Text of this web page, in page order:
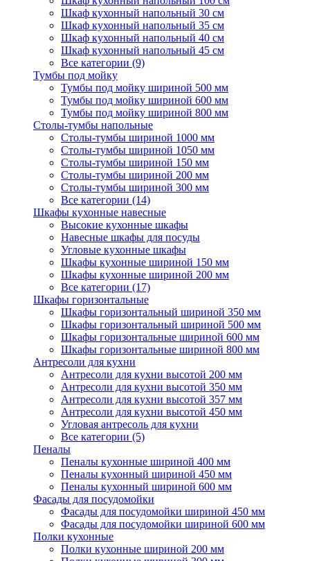
Шкаф кухонный напольный 30 см
Шкаф кухонный напольный 35 см
Шкаф кухонный напольный 40 см
Шкаф кухонный напольный 45 см
Все категории (9)
Тумбы под мойку
Тумбы под мойку шириной 500 мм
Тумбы под мойку шириной 600 мм
Тумбы под мойку шириной 800 мм
Столы-тумбы напольные
Столы-тумбы шириной 1000 мм
Столы-тумбы шириной 1050 мм
Столы-тумбы шириной 150 мм
Столы-тумбы шириной 200 мм
Столы-тумбы шириной 300 мм
Все категории (14)
Шкафы кухонные навесные
Высокие кухонные шкафы
Навесные шкафы для посуды
Угловые кухонные шкафы
Шкафы кухонные шириной 150 мм
Шкафы кухонные шириной 200 мм
Все категории (17)
Шкафы горизонтальные
Шкафы горизонтальный шириной 350 мм
Шкафы горизонтальный шириной 500 мм
Шкафы горизонтальные шириной 600 мм
Шкафы горизонтальные шириной 800 мм
Антресоли для кухни
Антресоли для кухни высотой 200 мм
Антресоли для кухни высотой 350 мм
Антресоли для кухни высотой 357 мм
Антресоли для кухни высотой 450 мм
Угловая антресоль для кухни
Все категории (5)
Пеналы
Пеналы кухонные шириной 400 мм
Пеналы кухонный шириной 450 мм
Пеналы кухонный шириной 600 мм
Фасады для посудомойки
Фасады для посудомойки шириной 450 мм
Фасады для посудомойки шириной 600 мм
Полки кухонные
Полки кухонные шириной 200 мм